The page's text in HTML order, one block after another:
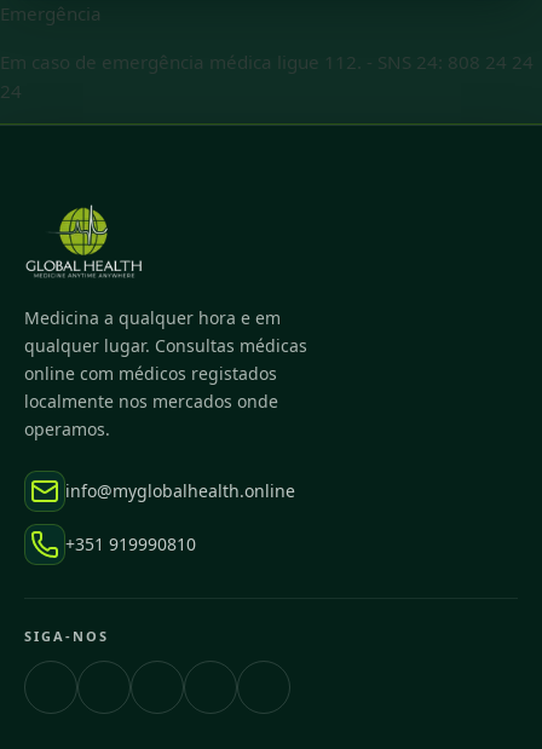
Emergência
Em caso de emergência médica ligue 112. - SNS 24: 808 24 24
24
Medicina a qualquer hora e em
qualquer lugar. Consultas médicas
online com médicos registados
localmente nos mercados onde
operamos.
info@myglobalhealth.online
+351 919990810
SIGA-NOS